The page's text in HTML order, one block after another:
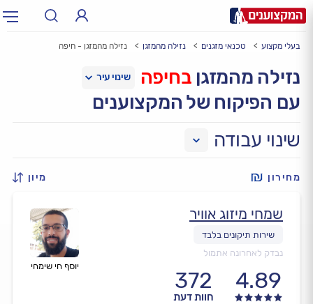
עירעיר: תל אביב, חיפה…
בעלי מקצוע טכנאי מזגנים נזילה מהמזגן נזילה מהמזגן - חיפה
נזילה מהמזגן בחיפה
עם הפיקוח של המקצוענים
שינוי עבודה
מחירון מיון
יוסף חי שימחי
שמחי מיזוג אוויר
נבדק לאחרונה אתמול
4.89
372
חוות דעת